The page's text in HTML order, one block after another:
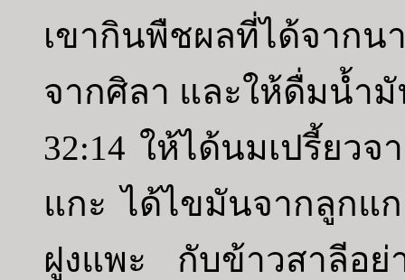
เขากินพืชผลที่ได้จากน
จากศิลา และให้ดื่มน้ำ
32:14 ให้ได้นมเปรี้ยว
แกะ ได้ไขมันจากลูกแ
ฝูงแพะ กับข้าวสาลีอย่